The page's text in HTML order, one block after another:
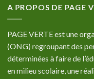
A PROPOS DE PAGE
PAGE VERTE est une
(ONG) regroupant des
déterminées à faire de
en milieu scolaire, une